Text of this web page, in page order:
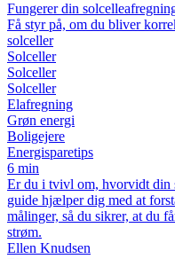
Fungerer din
Få styr på, om du bliver
solceller
Solceller
Solceller
Solceller
Elafregning
Grøn energi
Boligejere
Energisparetips
6 min
Er du i tvivl om, hvorvidt din
guide hjælper dig med at
målinger, så du sikrer, at du
strøm.
Ellen Knudsen